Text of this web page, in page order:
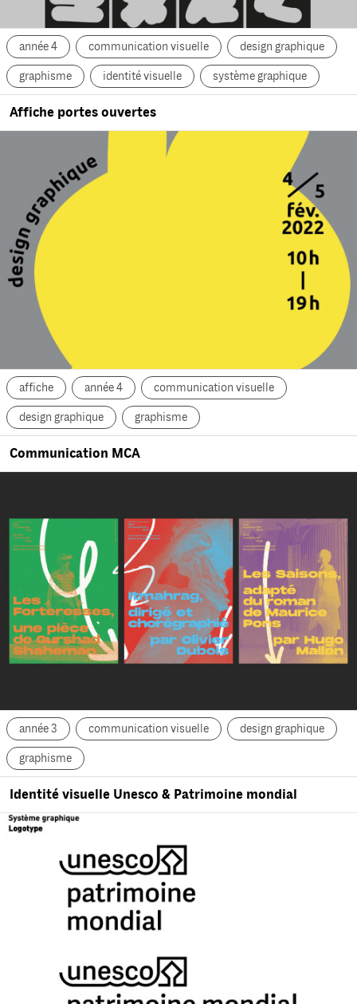
année 4 communication visuelle design graphique
graphisme identité visuelle système graphique
Affiche portes ouvertes
affiche année 4 communication visuelle
design graphique graphisme
Communication MCA
année 3 communication visuelle design graphique
graphisme
Identité visuelle Unesco & Patrimoine mondial